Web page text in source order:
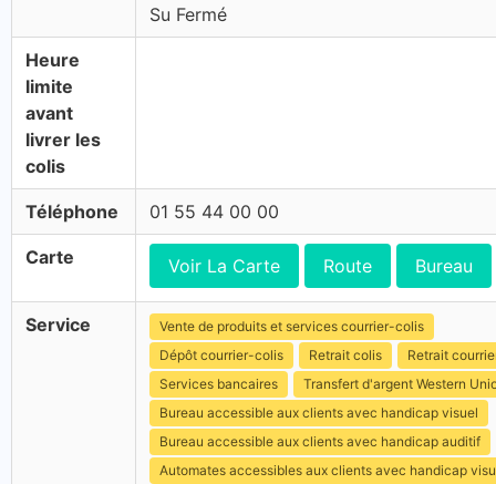
Su Fermé
Heure
limite
avant
livrer les
colis
Téléphone 01 55 44 00 00
Carte Voir La Carte Route Bureau
Service
Vente de produits et services courrier-colis
Dépôt courrier-colis
Retrait colis
Retrait
Services bancaires
Transfert d'argent Western
Bureau accessible aux clients avec handicap visuel
Bureau accessible aux clients avec handicap auditif
Automates accessibles aux clients avec handicap